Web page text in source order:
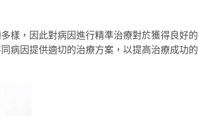
樣，因此對病因進行精準治療對於獲得良好的
病因提供適切的治療方案，以提高治療成功的